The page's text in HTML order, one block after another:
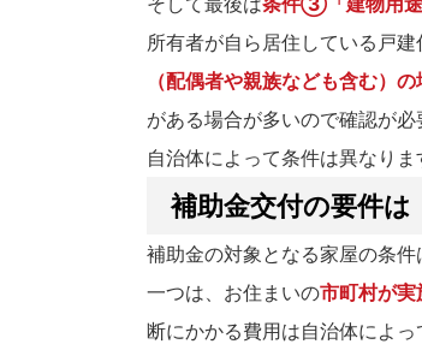
所有者が自ら居住している戸
（配偶者や親族なども含む）
がある場合が多いので確認が必
自治体によって条件は異なり
補助金交付の要件は
補助金の対象となる家屋の条
一つは、お住まいの市町村が実
断にかかる費用は自治体によ